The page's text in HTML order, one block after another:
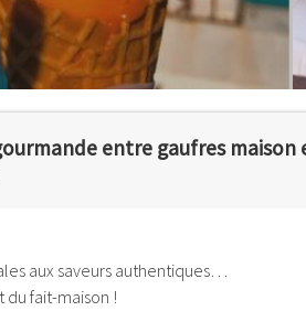
entre gaufres maison
aux saveurs authentiques…
du fait-maison !